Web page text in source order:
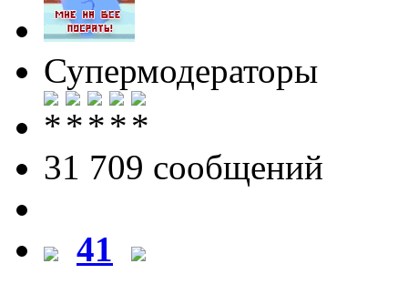
Супермодераторы
31 709 cообщений
41